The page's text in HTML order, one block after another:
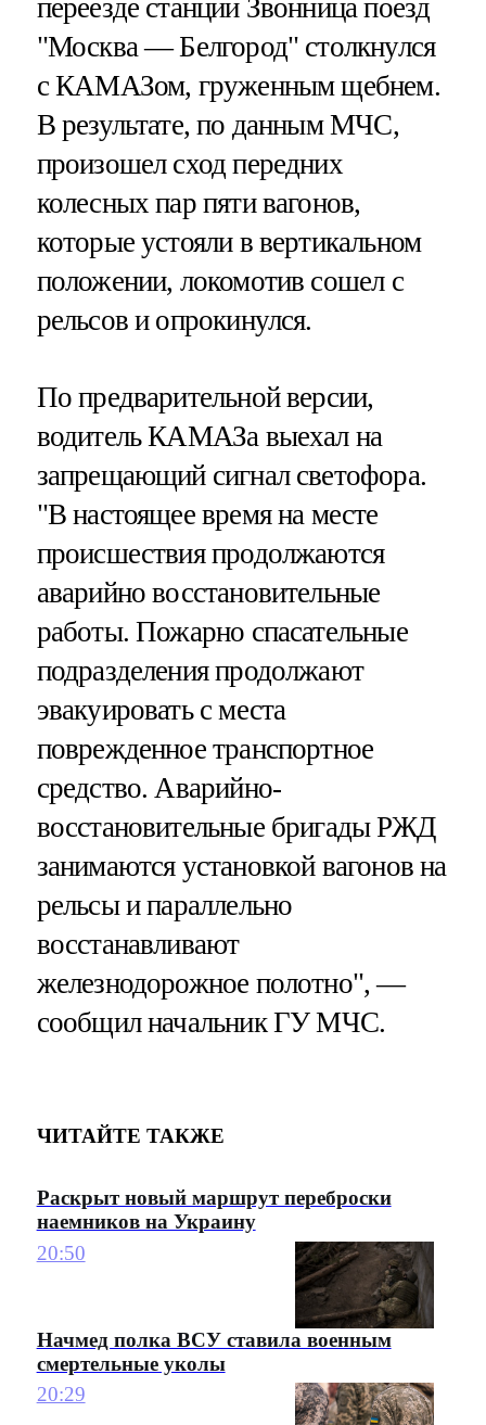
переезде станции Звонница поезд
"Москва — Белгород" столкнулся
с КАМАЗом, груженным щебнем.
В результате, по данным МЧС,
произошел сход передних
колесных пар пяти вагонов,
которые устояли в вертикальном
положении, локомотив сошел с
рельсов и опрокинулся.
По предварительной версии,
водитель КАМАЗа выехал на
запрещающий сигнал светофора.
"В настоящее время на месте
происшествия продолжаются
аварийно восстановительные
работы. Пожарно спасательные
подразделения продолжают
эвакуировать с места
поврежденное транспортное
средство. Аварийно-
восстановительные бригады РЖД
занимаются установкой вагонов на
рельсы и параллельно
восстанавливают
железнодорожное полотно", —
сообщил начальник ГУ МЧС.
ЧИТАЙТЕ ТАКЖЕ
Раскрыт новый маршрут переброски
наемников на Украину
20:50
Начмед полка ВСУ ставила военным
смертельные уколы
20:29